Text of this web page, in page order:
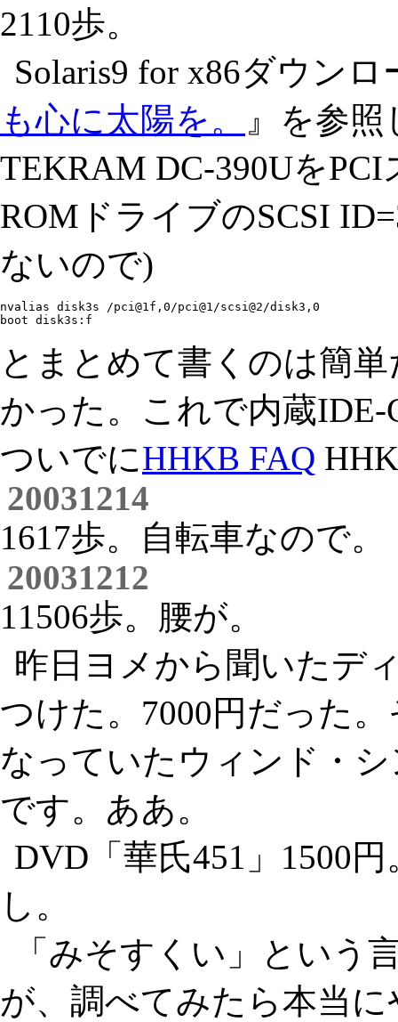
2110歩。
Solaris9 for x86ダウン
も心に太陽を。
』を参
TEKRAM DC-390Uを
ROMドライブのSCSI
ないので)
nvalias disk3s /pci@1f,0/pci@1/scsi@2/disk3,0
とまとめて書くのは簡
かった。これで内蔵
ついでにHHKB FAQ
20031214
1617歩。自転車なので。
20031212
11506歩。腰が。
昨日ヨメから聞いたデ
つけた。7000円だった
なっていたウィンド・
です。ああ。
DVD「華氏451」1500
し。
「みそすくい」という
が、調べてみたら本当